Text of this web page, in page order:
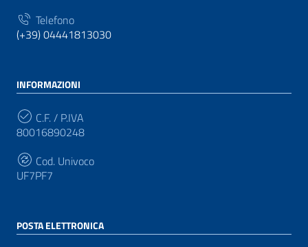
Telefono
(+39) 04441813030
INFORMAZIONI
C.F. / P.IVA
80016890248
Cod. Univoco
UF7PF7
POSTA ELETTRONICA